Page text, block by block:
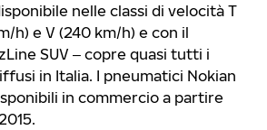
nelle classi di velocità T
h) e V (240 km/h) e con il
SUV ‒ copre quasi tutti i
in Italia. I pneumatici Nokian
in commercio a partire